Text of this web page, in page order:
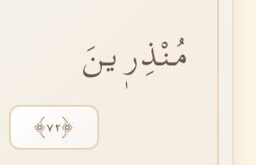
مُنْذِرٖينَ
﴿٧٢﴾